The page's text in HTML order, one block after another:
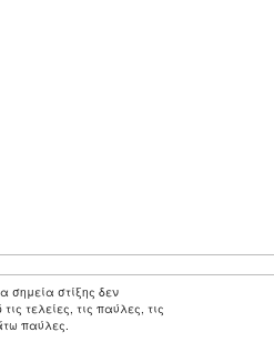
σημεία στίξης δεν
τελείες, τις παύλες, τις
παύλες.